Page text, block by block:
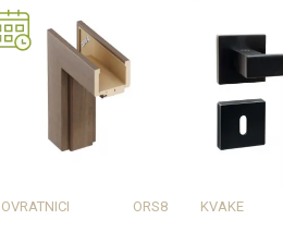
proizvođača
ORS8 KVAKE